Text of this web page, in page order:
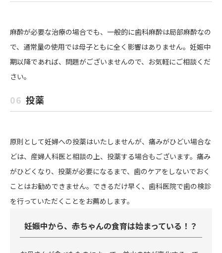
麻酔が必要な治療の場合でも、一般的に歯科麻酔は局部麻酔なの
で、通常量の使用では母子ともに全く影響はありません。妊娠中
期以降であれば、問題がございませんので、お気軽にご相談くだ
さい。
06 投薬
原則として妊婦への投薬はいたしませんが、痛みがひどい場合な
どは、産婦人科医と相談の上、投薬する場合もございます。痛み
がひどくなり、投薬が必要になるまで、歯のケアをしないでおく
ことはお勧めできません。できるだけ早く、歯科医院で歯の検診
を行っていただくことをお薦めします。
妊娠中から、赤ちゃんの食育は始まっている！？